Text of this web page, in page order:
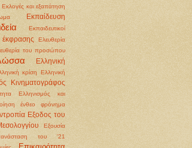
Εκλογές και εξαπάτηση
Εκπαίδευση
Εκπαιδευτικοί
έκφρασης
Ελευθερία
του προσώπου
Ελληνική
κρίση
Ελληνική
Κινηματογράφος
Ελληνισμός και
ένθεο φρόνημα
Εξοδος του
Εξουσία
του '21